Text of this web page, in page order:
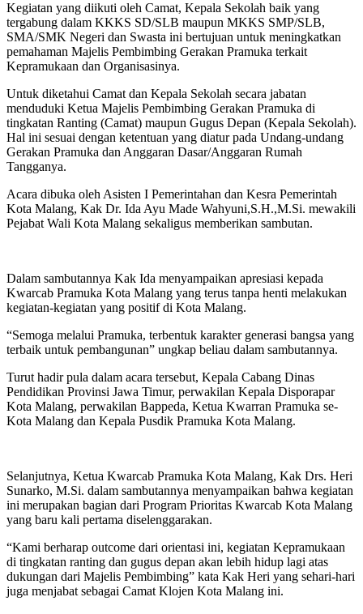
Kegiatan yang diikuti oleh Camat, Kepala Sekolah baik yang
tergabung dalam KKKS SD/SLB maupun MKKS SMP/SLB,
SMA/SMK Negeri dan Swasta ini bertujuan untuk meningkatkan
pemahaman Majelis Pembimbing Gerakan Pramuka terkait
Kepramukaan dan Organisasinya.
Untuk diketahui Camat dan Kepala Sekolah secara jabatan
menduduki Ketua Majelis Pembimbing Gerakan Pramuka di
tingkatan Ranting (Camat) maupun Gugus Depan (Kepala Sekolah).
Hal ini sesuai dengan ketentuan yang diatur pada Undang-undang
Gerakan Pramuka dan Anggaran Dasar/Anggaran Rumah
Tangganya.
Acara dibuka oleh Asisten I Pemerintahan dan Kesra Pemerintah
Kota Malang, Kak Dr. Ida Ayu Made Wahyuni,S.H.,M.Si. mewakili
Pejabat Wali Kota Malang sekaligus memberikan sambutan.
Dalam sambutannya Kak Ida menyampaikan apresiasi kepada
Kwarcab Pramuka Kota Malang yang terus tanpa henti melakukan
kegiatan-kegiatan yang positif di Kota Malang.
“Semoga melalui Pramuka, terbentuk karakter generasi bangsa yang
terbaik untuk pembangunan” ungkap beliau dalam sambutannya.
Turut hadir pula dalam acara tersebut, Kepala Cabang Dinas
Pendidikan Provinsi Jawa Timur, perwakilan Kepala Disporapar
Kota Malang, perwakilan Bappeda, Ketua Kwarran Pramuka se-
Kota Malang dan Kepala Pusdik Pramuka Kota Malang.
Selanjutnya, Ketua Kwarcab Pramuka Kota Malang, Kak Drs. Heri
Sunarko, M.Si. dalam sambutannya menyampaikan bahwa kegiatan
ini merupakan bagian dari Program Prioritas Kwarcab Kota Malang
yang baru kali pertama diselenggarakan.
“Kami berharap outcome dari orientasi ini, kegiatan Kepramukaan
di tingkatan ranting dan gugus depan akan lebih hidup lagi atas
dukungan dari Majelis Pembimbing” kata Kak Heri yang sehari-hari
juga menjabat sebagai Camat Klojen Kota Malang ini.